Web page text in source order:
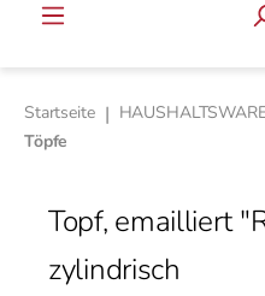
Startseite |
Töpfe
Topf, emailliert
zylindrisch